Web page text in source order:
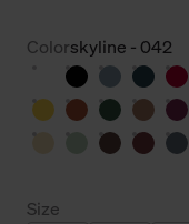
Colorskyline - 042
Size